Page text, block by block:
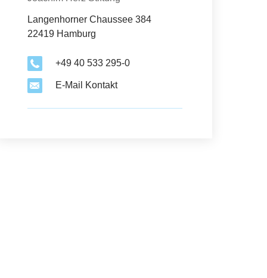
Langenhorner Chaussee 384
22419 Hamburg
+49 40 533 295-0
E-Mail Kontakt